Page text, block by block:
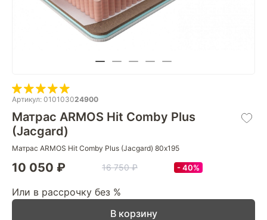
Артикул: 010103024900
Матрас ARMOS Hit Comby Plus
(Jacgard)
Матрас ARMOS Hit Comby Plus (Jacgard) 80х195
10 050 ₽ 16 750 ₽ 40%
Или в рассрочку без %
В корзину